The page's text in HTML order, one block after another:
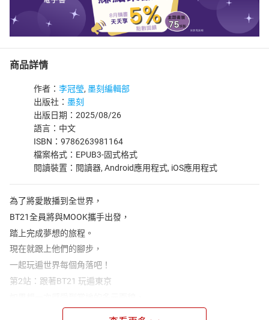
商品詳情
作者： 李冠瑩, 墨刻編輯部
出版社： 墨刻
出版日期：2025/08/26
語言：中文
ISBN：9786263981164
檔案格式：EPUB3-固式格式
閱讀裝置：閱讀器, Android應用程式, iOS應用程式
為了將愛散播到全世界，
BT21全員將與MOOK攜手出發，
踏上完成夢想的旅程。
現在就跟上他們的腳步，
一起玩遍世界每個角落吧！
第2站：跟著BT21 玩遍東京
那去東京絕對是你的第一選擇。